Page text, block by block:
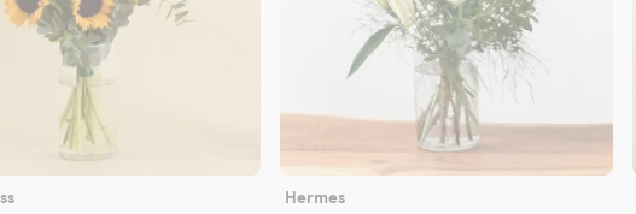
Hermes